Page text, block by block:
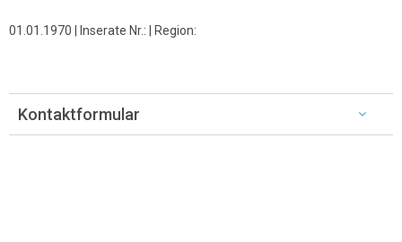
01.01.1970 | Inserate Nr.: | Region:
Kontaktformular